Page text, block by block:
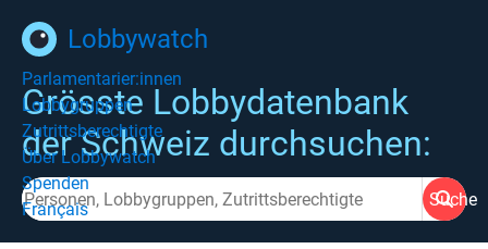
Lobbywatch
Parlamentarier:innen
Lobbygruppen
Zutrittsberechtigte
Über Lobbywatch
Spenden
Français
Grösste Lobbydatenbank
der Schweiz durchsuchen:
Suche